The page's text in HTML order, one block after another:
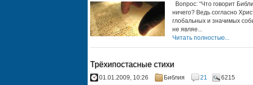
Вопрос: “Что говорит
ничего? Ведь согласно
глобальных и значимых
не являе...
Читать полностью...
Трёхипостасные стихи
01.01.2009, 10:26 Библия 21
6215